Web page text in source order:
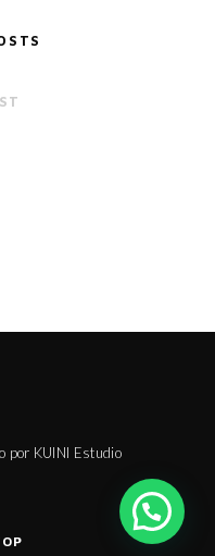
por KUINI Estudio